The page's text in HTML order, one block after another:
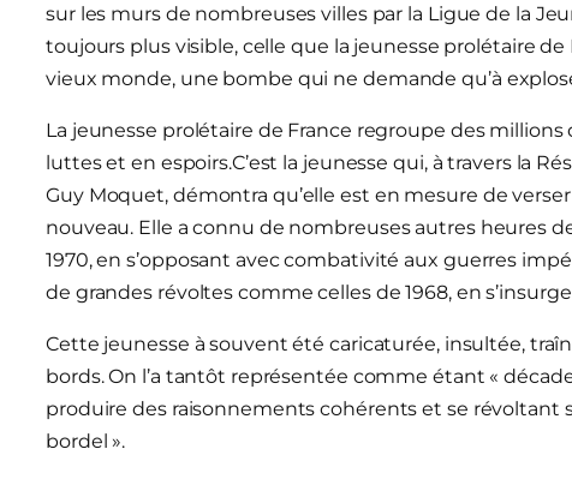
sur les murs de nombreuses villes par la Ligue de la
toujours plus visible, celle que la jeunesse prolétaire
vieux monde, une bombe qui ne demande qu’à
La jeunesse prolétaire de France regroupe des
luttes et en espoirs.C’est la jeunesse qui, à travers la
Guy Moquet, démontra qu’elle est en mesure de
nouveau. Elle a connu de nombreuses autres heures
1970, en s’opposant avec combativité aux guerres
de grandes révoltes comme celles de 1968, en
Cette jeunesse à souvent été caricaturée, insultée,
bords. On l’a tantôt représentée comme étant «
produire des raisonnements cohérents et se révoltant
bordel ».